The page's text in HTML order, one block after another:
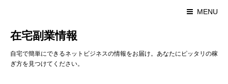
MENU
在宅副業情報
自宅で簡単にできるネットビジネスの情報をお届け。あなたにピッタリの稼
ぎ方を見つけてください。